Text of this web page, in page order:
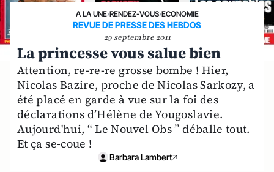
A LA UNE›RENDEZ-VOUS›ECONOMIE
REVUE DE PRESSE DES HEBDOS
29 septembre 2011
La princesse vous salue bien
Attention, re-re-re grosse bombe ! Hier,
Nicolas Bazire, proche de Nicolas Sarkozy, a
été placé en garde à vue sur la foi des
déclarations d’Hélène de Yougoslavie.
Aujourd'hui, “ Le Nouvel Obs ” déballe tout.
Et ça se-coue !
Barbara Lambert